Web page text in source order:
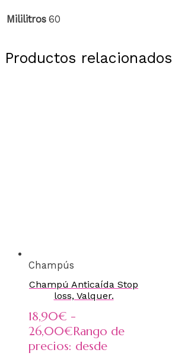
Mililitros 60
Productos relacionados
Champús
Champú Anticaída Stop
loss, Valquer.
18,90€ -
26,00€Rango de
precios: desde